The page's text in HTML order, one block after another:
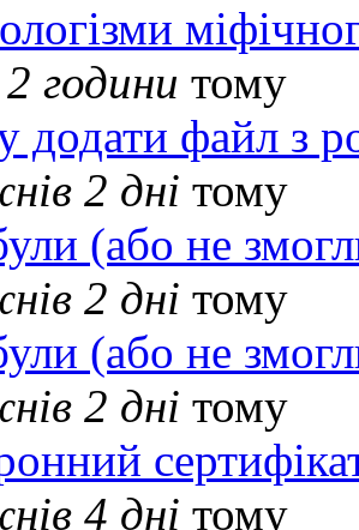
години тому
додати файл з
2 дні тому
(або не
2 дні тому
(або не
2 дні тому
4 дні тому